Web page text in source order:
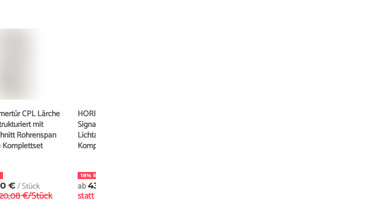
CPL Lärche
mit
Röhrenspan
Komplettset
€/ Stück
€/Stück
HORI Zimmertür CPL
Signalweiß RAL9003 mit
Lichtausschnitt Designkante
Komplettset
18% Rabatt
ab438,90 €
statt